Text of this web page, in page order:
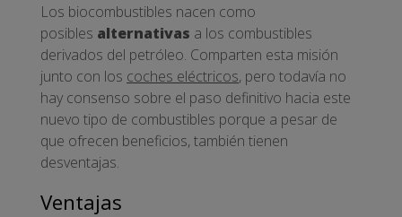
Los biocombustibles nacen como
posibles alternativas a los combustibles
derivados del petróleo. Comparten esta misión
junto con los coches eléctricos, pero todavía no
hay consenso sobre el paso definitivo hacia este
nuevo tipo de combustibles porque a pesar de
que ofrecen beneficios, también tienen
desventajas.
Ventajas